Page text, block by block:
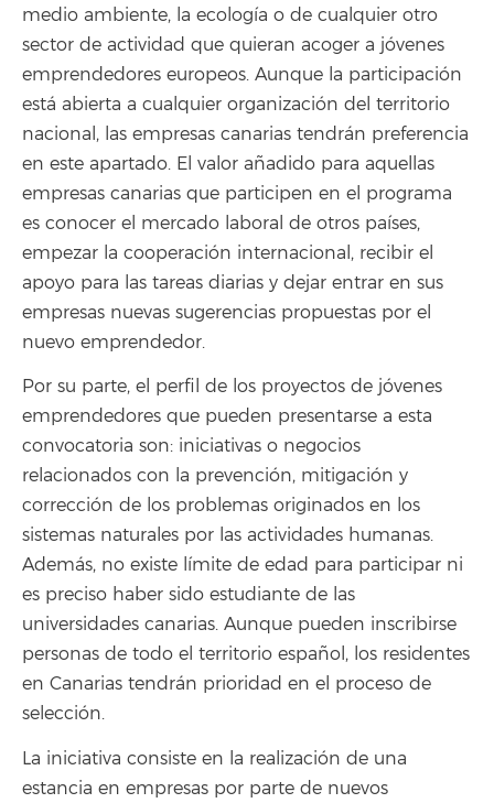
medio ambiente, la ecología o de cualquier otro
sector de actividad que quieran acoger a jóvenes
emprendedores europeos. Aunque la participación
está abierta a cualquier organización del territorio
nacional, las empresas canarias tendrán preferencia
en este apartado. El valor añadido para aquellas
empresas canarias que participen en el programa
es conocer el mercado laboral de otros países,
empezar la cooperación internacional, recibir el
apoyo para las tareas diarias y dejar entrar en sus
empresas nuevas sugerencias propuestas por el
nuevo emprendedor.
Por su parte, el perfil de los proyectos de jóvenes
emprendedores que pueden presentarse a esta
convocatoria son: iniciativas o negocios
relacionados con la prevención, mitigación y
corrección de los problemas originados en los
sistemas naturales por las actividades humanas.
Además, no existe límite de edad para participar ni
es preciso haber sido estudiante de las
universidades canarias. Aunque pueden inscribirse
personas de todo el territorio español, los residentes
en Canarias tendrán prioridad en el proceso de
selección.
La iniciativa consiste en la realización de una
estancia en empresas por parte de nuevos